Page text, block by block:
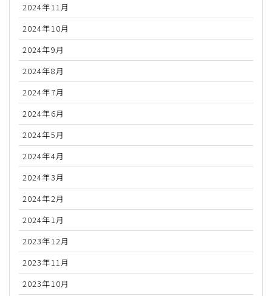
2024年11月
2024年10月
2024年9月
2024年8月
2024年7月
2024年6月
2024年5月
2024年4月
2024年3月
2024年2月
2024年1月
2023年12月
2023年11月
2023年10月